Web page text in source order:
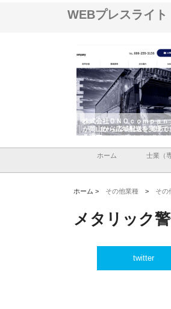
WEBプレスライト
株式会社ＯＮＯｃｏｍｐａｎ
が岡山から広域配送を実現で
る理由
ホーム 士業（
ホーム > その他業種 > その
メタリック
twitter